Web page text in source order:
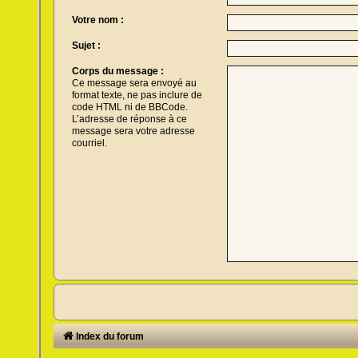
Votre nom :
Sujet :
Corps du message :
Ce message sera envoyé au
format texte, ne pas inclure de
code HTML ni de BBCode.
L’adresse de réponse à ce
message sera votre adresse
courriel.
Index du forum